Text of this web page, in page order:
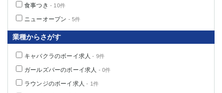
食事つき - 10件
ニューオープン - 5件
業種からさがす
キャバクラのボーイ求人 - 9件
ガールズバーのボーイ求人 - 0件
ラウンジのボーイ求人 - 1件